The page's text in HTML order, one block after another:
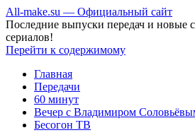
All-make.su — Официальный сайт
Последние выпуски передач и новые
сериалов!
Перейти к содержимому
Главная
Передачи
60 минут
Вечер с Владимиром
Бесогон ТВ